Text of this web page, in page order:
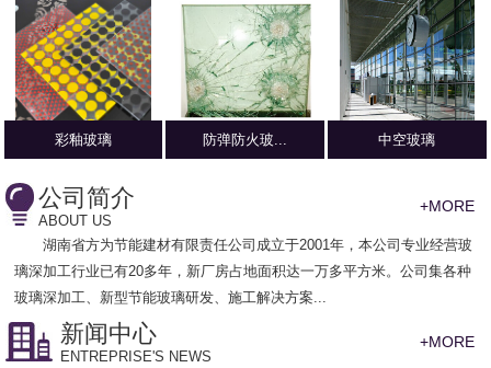
彩釉玻璃 防弹防火玻... 中空玻璃
公司简介
ABOUT US
+MORE
湖南省方为节能建材有限责任公司 成立于2001年，本公司专业经营玻
璃深加工行业已有20多年，新厂房占地面积达一万多平方米。公司集各种
玻璃深加工、新型节能玻璃研发、施工解决方案...
新闻中心
ENTREPRISE'S NEWS
+MORE